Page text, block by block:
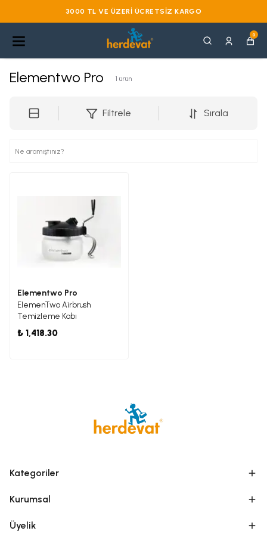
3000 TL VE ÜZERI ÜCRETSIZ KARGO
0
Elementwo Pro 1 ürün
Filtrele Sırala
Elementwo Pro
ElemenTwo Airbrush
Temizleme Kabı
₺ 1,418.30
Kategoriler
Kurumsal
Üyelik